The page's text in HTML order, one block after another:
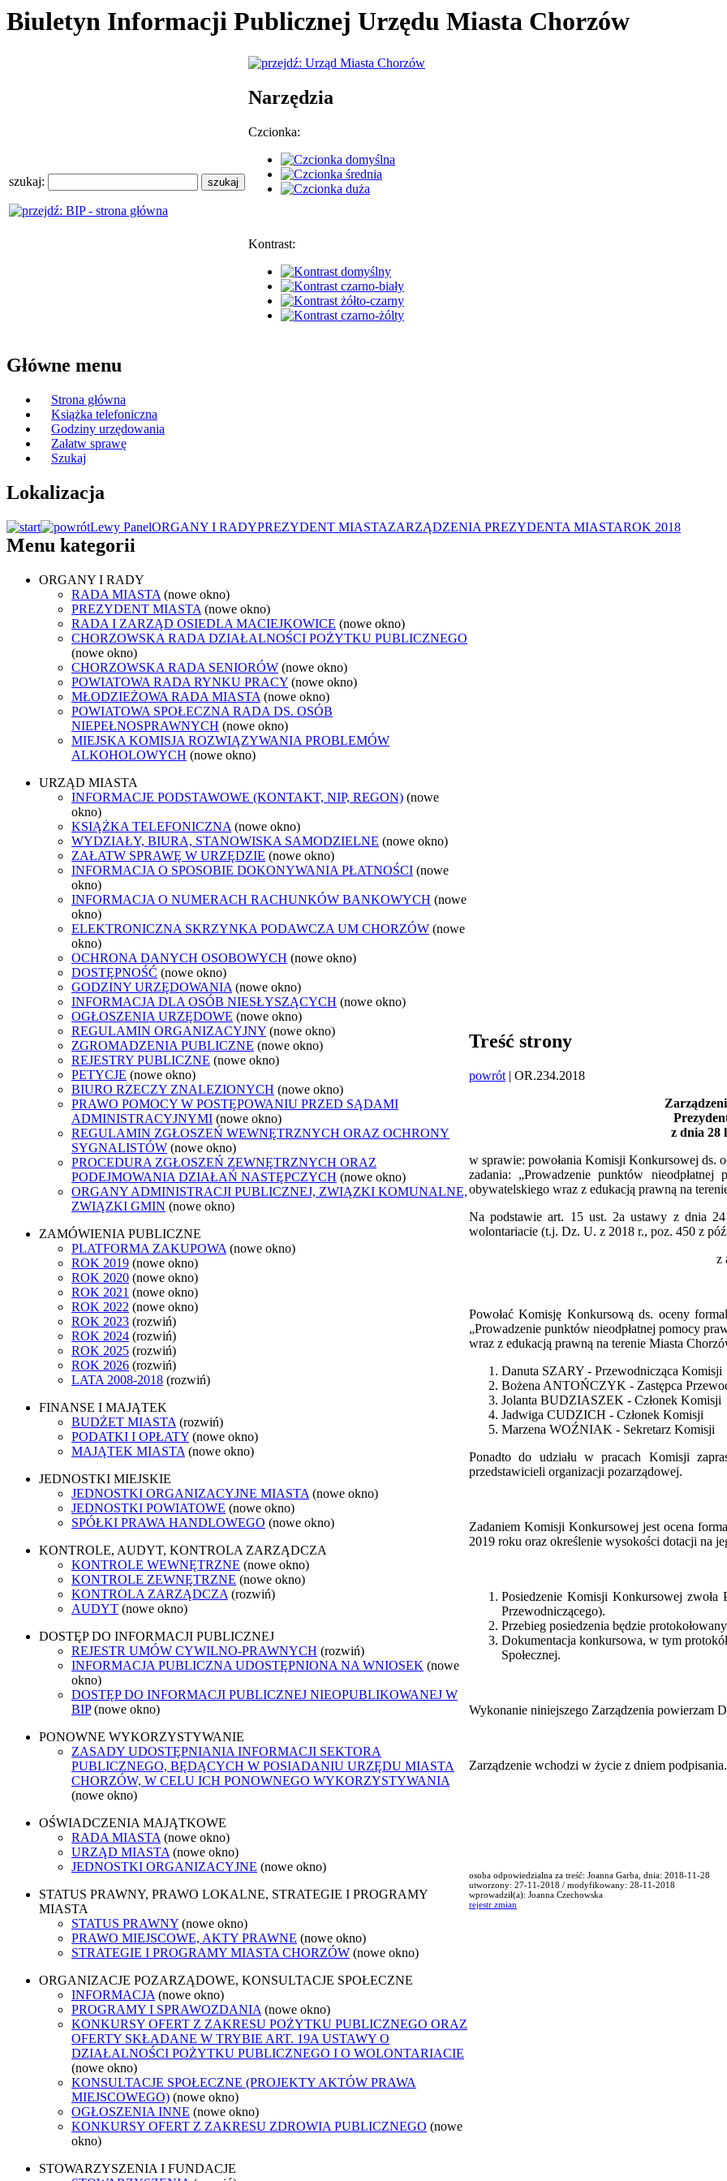
Biuletyn Informacji Publicznej Urzędu Miasta Chorzów
szukaj:
Narzędzia
Czcionka:
Kontrast:
Główne menu
Strona główna
Książka telefoniczna
Godziny urzędowania
Załatw sprawę
Szukaj
Lokalizacja
Lewy PanelORGANY I RADYPREZYDENT MIASTAZARZĄDZENIA PREZYDENTA MIASTAROK 2018
Menu kategorii
ORGANY I RADY
RADA MIASTA (nowe okno)
PREZYDENT MIASTA (nowe okno)
RADA I ZARZĄD OSIEDLA MACIEJKOWICE (nowe okno)
CHORZOWSKA RADA DZIAŁALNOŚCI POŻYTKU PUBLICZNEGO
(nowe okno)
CHORZOWSKA RADA SENIORÓW (nowe okno)
POWIATOWA RADA RYNKU PRACY (nowe okno)
MŁODZIEŻOWA RADA MIASTA (nowe okno)
POWIATOWA SPOŁECZNA RADA DS. OSÓB
NIEPEŁNOSPRAWNYCH (nowe okno)
MIEJSKA KOMISJA ROZWIĄZYWANIA PROBLEMÓW
ALKOHOLOWYCH (nowe okno)
URZĄD MIASTA
INFORMACJE PODSTAWOWE (KONTAKT, NIP, REGON) (nowe
okno)
KSIĄŻKA TELEFONICZNA (nowe okno)
WYDZIAŁY, BIURA, STANOWISKA SAMODZIELNE (nowe okno)
ZAŁATW SPRAWĘ W URZĘDZIE (nowe okno)
INFORMACJA O SPOSOBIE DOKONYWANIA PŁATNOŚCI (nowe
okno)
INFORMACJA O NUMERACH RACHUNKÓW BANKOWYCH (nowe
okno)
ELEKTRONICZNA SKRZYNKA PODAWCZA UM CHORZÓW (nowe
okno)
OCHRONA DANYCH OSOBOWYCH (nowe okno)
DOSTĘPNOŚĆ (nowe okno)
GODZINY URZĘDOWANIA (nowe okno)
INFORMACJA DLA OSÓB NIESŁYSZĄCYCH (nowe okno)
OGŁOSZENIA URZĘDOWE (nowe okno)
REGULAMIN ORGANIZACYJNY (nowe okno)
ZGROMADZENIA PUBLICZNE (nowe okno)
REJESTRY PUBLICZNE (nowe okno)
PETYCJE (nowe okno)
BIURO RZECZY ZNALEZIONYCH (nowe okno)
PRAWO POMOCY W POSTĘPOWANIU PRZED SĄDAMI
ADMINISTRACYJNYMI (nowe okno)
REGULAMIN ZGŁOSZEŃ WEWNĘTRZNYCH ORAZ OCHRONY
SYGNALISTÓW (nowe okno)
PROCEDURA ZGŁOSZEŃ ZEWNĘTRZNYCH ORAZ
PODEJMOWANIA DZIAŁAŃ NASTĘPCZYCH (nowe okno)
ORGANY ADMINISTRACJI PUBLICZNEJ, ZWIĄZKI KOMUNALNE,
ZWIĄZKI GMIN (nowe okno)
ZAMÓWIENIA PUBLICZNE
PLATFORMA ZAKUPOWA (nowe okno)
ROK 2019 (nowe okno)
ROK 2020 (nowe okno)
ROK 2021 (nowe okno)
ROK 2022 (nowe okno)
ROK 2023 (rozwiń)
ROK 2024 (rozwiń)
ROK 2025 (rozwiń)
ROK 2026 (rozwiń)
LATA 2008-2018 (rozwiń)
FINANSE I MAJĄTEK
BUDŻET MIASTA (rozwiń)
PODATKI I OPŁATY (nowe okno)
MAJĄTEK MIASTA (nowe okno)
JEDNOSTKI MIEJSKIE
JEDNOSTKI ORGANIZACYJNE MIASTA (nowe okno)
JEDNOSTKI POWIATOWE (nowe okno)
SPÓŁKI PRAWA HANDLOWEGO (nowe okno)
KONTROLE, AUDYT, KONTROLA ZARZĄDCZA
KONTROLE WEWNĘTRZNE (nowe okno)
KONTROLE ZEWNĘTRZNE (nowe okno)
KONTROLA ZARZĄDCZA (rozwiń)
AUDYT (nowe okno)
DOSTĘP DO INFORMACJI PUBLICZNEJ
REJESTR UMÓW CYWILNO-PRAWNYCH (rozwiń)
INFORMACJA PUBLICZNA UDOSTĘPNIONA NA WNIOSEK (nowe
okno)
DOSTĘP DO INFORMACJI PUBLICZNEJ NIEOPUBLIKOWANEJ W
BIP (nowe okno)
PONOWNE WYKORZYSTYWANIE
ZASADY UDOSTĘPNIANIA INFORMACJI SEKTORA
PUBLICZNEGO, BĘDĄCYCH W POSIADANIU URZĘDU MIASTA
CHORZÓW, W CELU ICH PONOWNEGO WYKORZYSTYWANIA
(nowe okno)
OŚWIADCZENIA MAJĄTKOWE
RADA MIASTA (nowe okno)
URZĄD MIASTA (nowe okno)
JEDNOSTKI ORGANIZACYJNE (nowe okno)
STATUS PRAWNY, PRAWO LOKALNE, STRATEGIE I PROGRAMY
MIASTA
STATUS PRAWNY (nowe okno)
PRAWO MIEJSCOWE, AKTY PRAWNE (nowe okno)
STRATEGIE I PROGRAMY MIASTA CHORZÓW (nowe okno)
ORGANIZACJE POZARZĄDOWE, KONSULTACJE SPOŁECZNE
INFORMACJA (nowe okno)
PROGRAMY I SPRAWOZDANIA (nowe okno)
KONKURSY OFERT Z ZAKRESU POŻYTKU PUBLICZNEGO ORAZ
OFERTY SKŁADANE W TRYBIE ART. 19A USTAWY O
DZIAŁALNOŚCI POŻYTKU PUBLICZNEGO I O WOLONTARIACIE
(nowe okno)
KONSULTACJE SPOŁECZNE (PROJEKTY AKTÓW PRAWA
MIEJSCOWEGO) (nowe okno)
OGŁOSZENIA INNE (nowe okno)
KONKURSY OFERT Z ZAKRESU ZDROWIA PUBLICZNEGO (nowe
okno)
STOWARZYSZENIA I FUNDACJE
Treść strony
powrót | OR.234.2018
z dnia 28
w sprawie: powołania Komisji Konkursowej ds.
zadania: „Prowadzenie punktów
obywatelskiego wraz z edukacją prawną na
Na podstawie art. 15 ust. 2a ustawy z dnia
wolontariacie (t.j. Dz. U. z 2018 r., poz. 450 z
z
Powołać Komisję Konkursową ds. oceny
„Prowadzenie punktów nieodpłatnej pomocy
wraz z edukacją prawną na terenie Miasta
Danuta SZARY - Przewodnicząca Komisji
Bożena ANTOŃCZYK - Zastępca
Jolanta BUDZIASZEK - Członek Komisji
Jadwiga CUDZICH - Członek Komisji
Marzena WOŹNIAK - Sekretarz Komisji
Ponadto do udziału w pracach Komisji
przedstawicieli organizacji pozarządowej.
Zadaniem Komisji Konkursowej jest ocena
2019 roku oraz określenie wysokości dotacji na
Posiedzenie Komisji Konkursowej zwoła
Przewodniczącego).
Przebieg posiedzenia będzie
Dokumentacja konkursowa, w tym
Społecznej.
Wykonanie niniejszego Zarządzenia powierzam
Zarządzenie wchodzi w życie z dniem podpisania.
osoba odpowiedzialna za treść: Joanna Garba, dnia: 2018-11-28
utworzony: 27-11-2018 / modyfikowany: 28-11-2018
wprowadził(a): Joanna Czechowska
rejestr zmian